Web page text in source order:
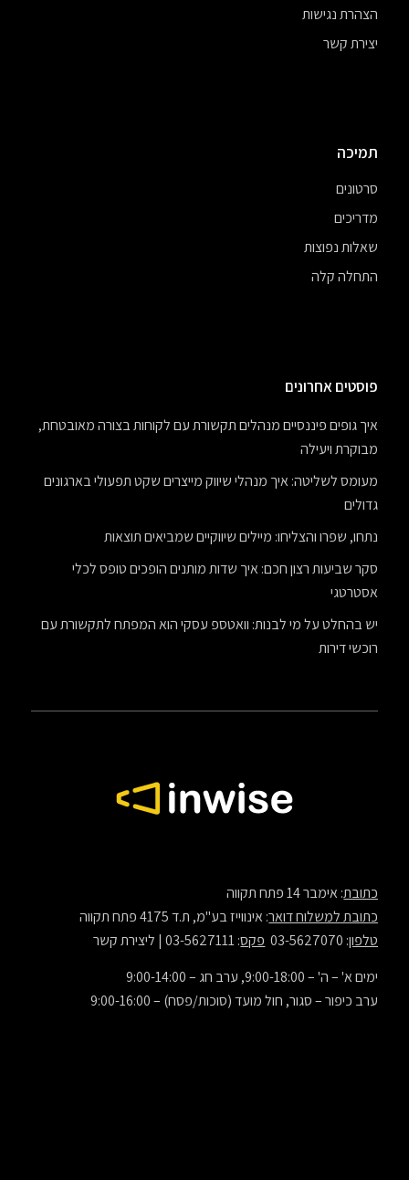
הצהרת נגישות
יצירת קשר
תמיכה
סרטונים
מדריכים
שאלות נפוצות
התחלה קלה
פוסטים אחרונים
איך גופים פיננסיים מנהלים תקשורת עם לקוחות בצורה מאובטחת,
מבוקרת ויעילה
מעומס לשליטה: איך מנהלי שיווק מייצרים שקט תפעולי בארגונים
גדולים
נתחו, שפרו והצליחו: מיילים שיווקיים שמביאים תוצאות
סקר שביעות רצון חכם: איך שדות מותנים הופכים טופס לכלי
אסטרטגי
יש בהחלט על מי לבנות: וואטספ עסקי הוא המפתח לתקשורת עם
רוכשי דירות
כתובת: אימבר 14 פתח תקווה
כתובת למשלוח דואר: אינווייז בע"מ, ת.ד 4175 פתח תקווה
טלפון: 03-5627070 פקס: 03-5627111 |
ליצירת קשר
ימים א' – ה' – 9:00-18:00, ערב חג – 9:00-14:00
ערב כיפור – סגור, חול מועד (סוכות/פסח) – 9:00-16:00